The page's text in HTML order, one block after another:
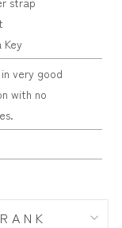
Key
very good
with no